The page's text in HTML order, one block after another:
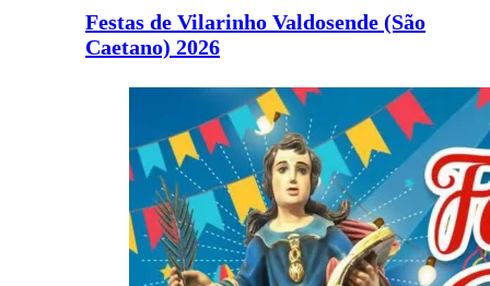
Festas de Vilarinho Valdosende (São
Caetano) 2026